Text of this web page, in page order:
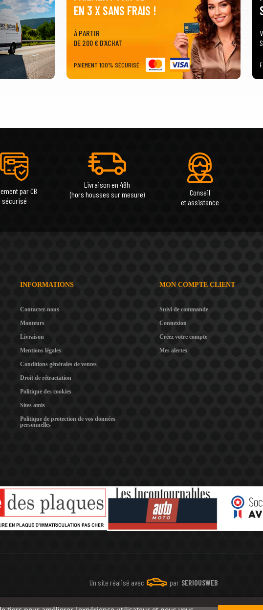
EN 3 X SANS FRAIS !
À PARTIR
DE 200 € D'ACHAT
PAIEMENT 100% SÉCURISÉ
par CB
sécurisé
Livraison en 48h
(hors housses sur mesure)
Conseil
et assistance
INFORMATIONS
Contactez-nous
Monteurs
Livraison
Mentions légales
Conditions générales de ventes
Droit de rétractation
Politique des cookies
Sites amis
Politique de protection de vos données
personnelles
MON COMPTE CLIENT
Suivi de commande
Connexion
Créez votre compte
Mes alertes
Un site réalisé avec par SERIOUSWEB